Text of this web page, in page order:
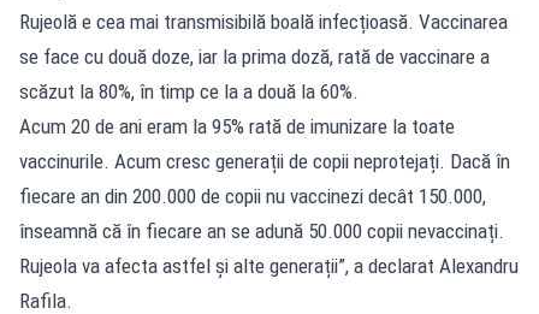
Rujeolă e cea mai transmisibilă boală infecțioasă. Vaccinarea
se face cu două doze, iar la prima doză, rată de vaccinare a
scăzut la 80%, în timp ce la a două la 60%.
Acum 20 de ani eram la 95% rată de imunizare la toate
vaccinurile. Acum cresc generații de copii neprotejați. Dacă în
fiecare an din 200.000 de copii nu vaccinezi decât 150.000,
înseamnă că în fiecare an se adună 50.000 copii nevaccinați.
Rujeola va afecta astfel și alte generații”, a declarat Alexandru
Rafila.